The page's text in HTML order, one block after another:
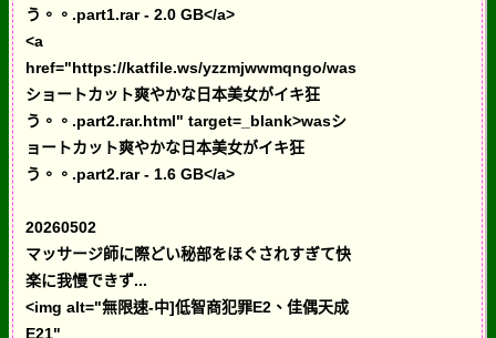
う。。.part1.rar - 2.0 GB</a>
<a
href="https://katfile.ws/yzzmjwwmqngo/was
ショートカット爽やかな日本美女がイキ狂
う。。.part2.rar.html" target=_blank>wasシ
ョートカット爽やかな日本美女がイキ狂
う。。.part2.rar - 1.6 GB</a>
20260502
マッサージ師に際どい秘部をほぐされすぎて快
楽に我慢できず...
<img alt="無限速-中]低智商犯罪E2、佳偶天成
E21"